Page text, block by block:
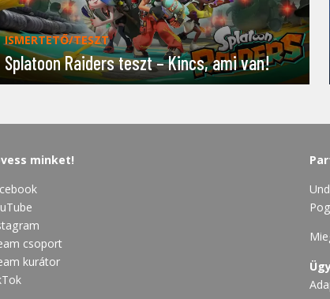
ISMERTETŐ/TESZT
Splatoon Raiders teszt – Kincs, ami van!
minket!
csoport
kurátor